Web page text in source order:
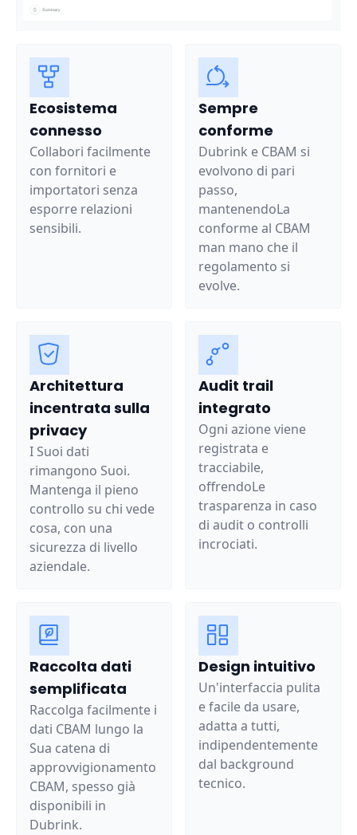
Ecosistema
connesso
Collabori facilmente
con fornitori e
importatori senza
esporre relazioni
sensibili.
Sempre
conforme
Dubrink e CBAM si
evolvono di pari
passo,
mantenendoLa
conforme al CBAM
man mano che il
regolamento si
evolve.
Architettura
incentrata sulla
privacy
I Suoi dati
rimangono Suoi.
Mantenga il pieno
controllo su chi vede
cosa, con una
sicurezza di livello
aziendale.
Audit trail
integrato
Ogni azione viene
registrata e
tracciabile,
offrendoLe
trasparenza in caso
di audit o controlli
incrociati.
Raccolta dati
semplificata
Raccolga facilmente i
dati CBAM lungo la
Sua catena di
approvvigionamento
CBAM, spesso già
disponibili in
Dubrink.
Design intuitivo
Un'interfaccia pulita
e facile da usare,
adatta a tutti,
indipendentemente
dal background
tecnico.